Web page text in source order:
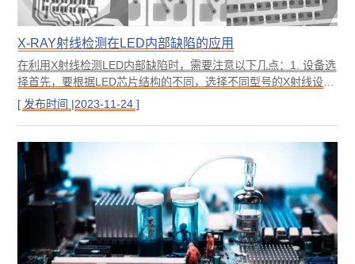
X-RAY射线检测在LED内部缺陷的应用
在利用X射线检测LED内部缺陷时，需要注意以下几点：1. 设备选
择首先，要根据LED芯片结构的不同，选择不同型号的X射线设
备。一般来说，LED芯片内部结构分为垂直结构和平面结构两种
[ 发布时间 |2023-11-24 ]